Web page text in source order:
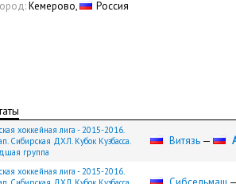
Кемерово, Россия
хоккейная лига - 2015-2016.
Сибирская ДХЛ. Кубок Кузбасса.
группа
Витязь —
хоккейная лига - 2015-2016.